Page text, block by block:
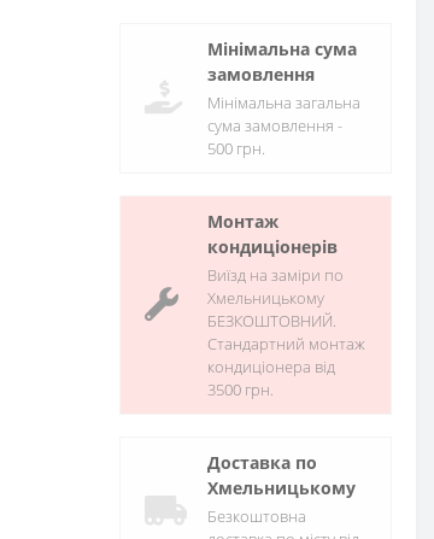
Мінімальна сума
замовлення
Мінімальна загальна
сума замовлення -
500 грн.
Монтаж
кондиціонерів
Виїзд на заміри по
Хмельницькому
БЕЗКОШТОВНИЙ.
Стандартний монтаж
кондиціонера від
3500 грн.
Доставка по
Хмельницькому
Безкоштовна